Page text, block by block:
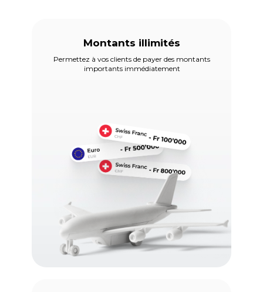
Montants illimités
Permettez à vos clients de payer des montants
importants immédiatement